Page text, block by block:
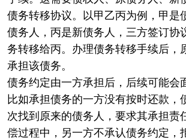
债务转移协议。以甲乙丙为例，甲是
债务人，丙是新债务人，三方签订协
务转移给丙。办理债务转移手续后，
承担该债务。
债务约定由一方承担后，后续可能会
比如承担债务的一方没有按时还款，
次找到原来的债务人，要求其承担责
偿过程中，另一方不承认债务约定，